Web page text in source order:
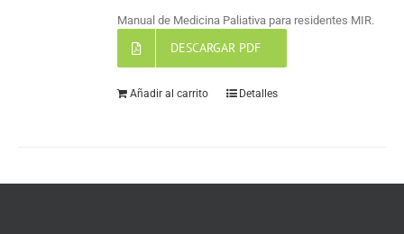
Manual de Medicina Paliativa para residentes MIR.
DESCARGAR PDF
Añadir al carrito Detalles